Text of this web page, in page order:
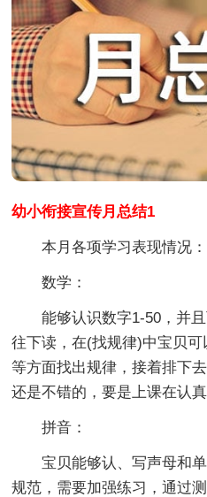
幼小衔接宣传月总结1
本月各项学习表现情况：
数学：
能够认识数字1-50，并且
往下读，在(找规律)中宝贝可
等方面找出规律，接着排下
还是不错的，要是上课在认真
拼音：
宝贝能够认、写声母和单
规范，需要加强练习，通过